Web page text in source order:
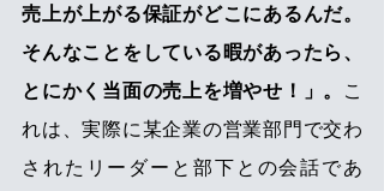
売上が上がる保証がどこにあるんだ。
そんなことをしている暇があったら、
とにかく当面の売上を増やせ！」。
こ
れは、実際に某企業の営業部門で交わ
されたリーダーと部下との会話であ